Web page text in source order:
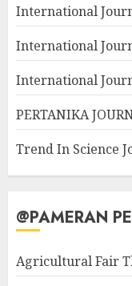
International
International
International
PERTANIKA
Trend In Science
@PAMERAN
Agricultural Fair